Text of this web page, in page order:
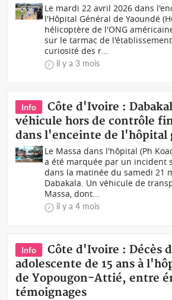
Le mardi 22 avril 2026 dans
l'Hôpital Général de Yaoundé
hélicoptère de l'ONG
sur le tarmac de
curiosité des r...
il y a 3 mois
Info
Côte d'Ivoire :
véhicule hors de contrôle
dans l'enceinte de l'hôpital
Le Massa dans l'hôpital (Ph
a été marquée par un incident
dans la matinée du samedi 21
Dabakala. Un véhicule de
Massa, dont...
il y a 4 mois
Info
Côte d'Ivoire : Décès
adolescente de 15 ans à
de Yopougon-Attié, entre
témoignages